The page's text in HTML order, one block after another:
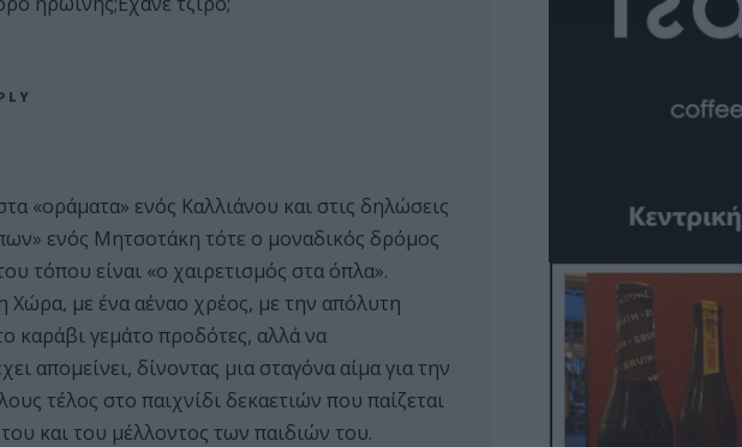
«οράματα» ενός Καλλιάνου και στις δηλώσεις
ενός Μητσοτάκη τότε ο μοναδικός δρόμος
τόπου είναι «ο χαιρετισμός στα όπλα».
Χώρα, με ένα αέναο χρέος, με την απόλυτη
καράβι γεμάτο προδότες, αλλά να
απομείνει, δίνοντας μια σταγόνα αίμα για την
τέλος στο παιχνίδι δεκαετιών που παίζεται
και του μέλλοντος των παιδιών του.